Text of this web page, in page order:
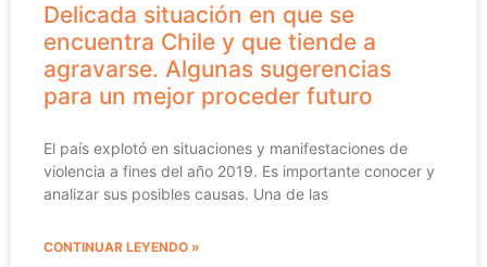
Delicada situación en que se
encuentra Chile y que tiende a
agravarse. Algunas sugerencias
para un mejor proceder futuro
El país explotó en situaciones y manifestaciones de
violencia a fines del año 2019. Es importante conocer y
analizar sus posibles causas. Una de las
CONTINUAR LEYENDO »